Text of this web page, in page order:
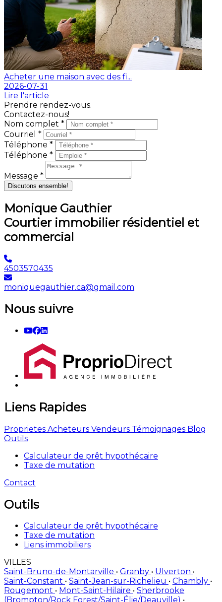
Acheter une maison avec des fi...
2026-07-31
Lire l'article
Prendre rendez-vous.
Contactez-nous!
Nom complet *
Courriel *
Téléphone *
Téléphone *
Message *
Discutons ensemble!
Monique Gauthier
Courtier immobilier résidentiel et
commercial
4503570435
moniquegauthier.ca@gmail.com
Nous suivre
Liens Rapides
Proprietes Acheteurs Vendeurs Témoignages Blog
Outils
Calculateur de prêt hypothécaire
Taxe de mutation
Contact
Outils
Calculateur de prêt hypothécaire
Taxe de mutation
Liens immobiliers
VILLES
Saint-Bruno-de-Montarville • Granby • Ulverton •
Saint-Constant • Saint-Jean-sur-Richelieu • Chambly •
Rougemont • Mont-Saint-Hilaire • Sherbrooke
(Brompton/Rock Forest/Saint-Élie/Deauville) •